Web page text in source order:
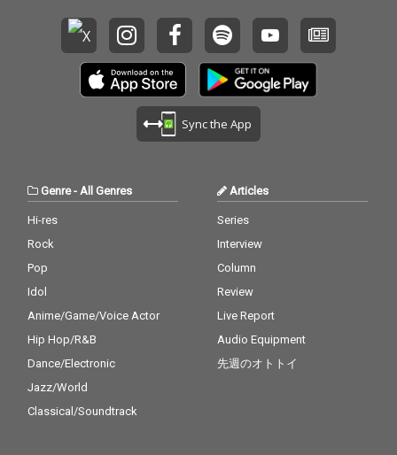
反射するサウンドをビ
ーム！混迷の世情を感
じつつ、スーパームー
ンの日にインスピレー
ションを得て書いた
（という噂？）妖しい
魅力の「ユニバーサル
グルーヴ・ミュージッ
イントとなる1曲。Nu
mber the.の新しいアプ
ローチの幕開けとなる
反射するサウンドをビ
ーム！混迷の世情を感
じつつ、スーパームー
ンの日にインスピレー
ションを得て書いた
（という噂？）妖しい
グルーヴ・ミュージッ
イントとなる1曲。Nu
mber the.の新しいアプ
ローチの幕開けとなる
Sync the App
Genre- All Genres
Hi-res
Rock
Pop
Idol
Anime/Game/Voice Actor
Hip Hop/R&B
Dance/Electronic
Jazz/World
Classical/Soundtrack
Articles
Series
Interview
Column
Review
Live Report
Audio Equipment
先週のオトトイ